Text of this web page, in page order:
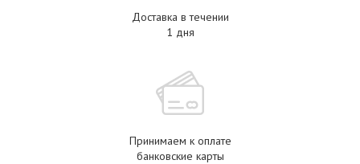
Доставка в течении
1 дня
Принимаем к оплате
банковские карты